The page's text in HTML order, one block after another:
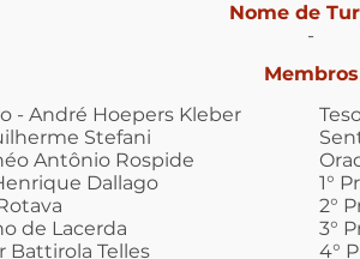
Nome de
-
Membros
- André Hoepers Kleber
Stefani
Antônio Rospide
Dallago
de Lacerda
Battirola Telles
1°
2°
3°
4°